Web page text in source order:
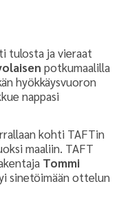
tulosta ja vieraat
potkumaalilla
hyökkäysvuoron
nappasi
kohti TAFTin
maaliin. TAFT
Tommi
sinetöimään ottelun